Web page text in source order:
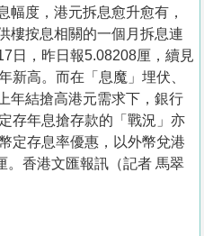
幅度，港元拆息愈升愈有，
樓按息相關的一個月拆息連
日，昨日報5.08208厘，續見
新高。而在「息魔」埋伏、
年結搶高港元需求下，銀行
存年息搶存款的「戰況」亦
定存息率優惠，以外幣兌港
。香港文匯報訊（記者 馬翠